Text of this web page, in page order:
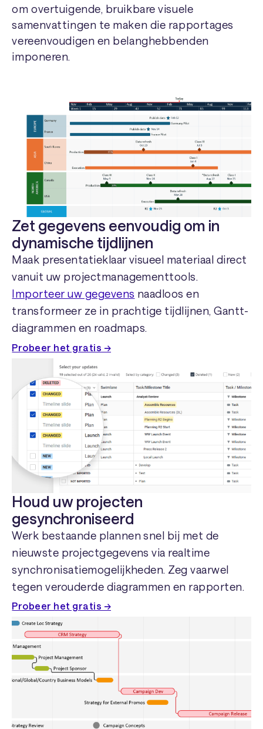
om overtuigende, bruikbare visuele
samenvattingen te maken die rapportages
vereenvoudigen en belanghebbenden
imponeren.
Zet gegevens eenvoudig om in
dynamische tijdlijnen
Maak presentatieklaar visueel materiaal direct
vanuit uw projectmanagementtools.
Importeer uw gegevens naadloos en
transformeer ze in prachtige tijdlijnen, Gantt-
diagrammen en roadmaps.
Probeer het gratis →
Houd uw projecten
gesynchroniseerd
Werk bestaande plannen snel bij met de
nieuwste projectgegevens via realtime
synchronisatiemogelijkheden. Zeg vaarwel
tegen verouderde diagrammen en rapporten.
Probeer het gratis →